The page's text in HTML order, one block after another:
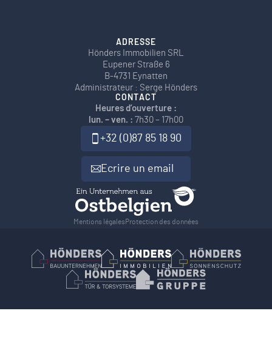
ADRESSE
Hönders Immobilien SRL
Eupener Straße 6
B-4731 Eynatten
Administrateur : Serge Hönders
CONTACT
Heures d’ouverture :
lun. – ven. : 7h30 – 17h00
+32 (0)87 85 18 90
Ecrire un email
Mentions légales Protection des données
Hönders Bauunternehmen
Hoenders Immobilien
Hönders
Hönders Tür- und Torsysteme
Hoenders Gruppe